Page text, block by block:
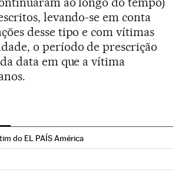
levando-se em conta
desse tipo e com vítimas
o período de prescrição
data em que a vítima
do EL PAÍS América
Brasil en Twitter
El País Brasil en Instagram
El País Brasil en Facebook